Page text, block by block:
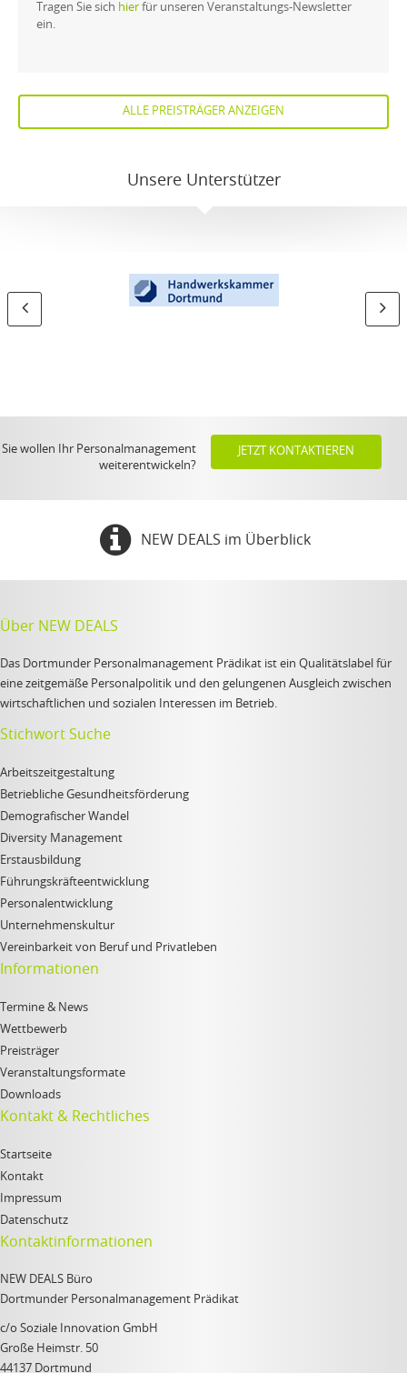
Tragen Sie sich hier für unseren Veranstaltungs-Newsletter
ein.
ALLE PREISTRÄGER ANZEIGEN
Unsere Unterstützer
Sie wollen Ihr Personalmanagement
weiterentwickeln?
JETZT KONTAKTIEREN
NEW DEALS im Überblick
Über NEW DEALS
Das Dortmunder Personalmanagement Prädikat ist ein Qualitätslabel für
eine zeitgemäße Personalpolitik und den gelungenen Ausgleich zwischen
wirtschaftlichen und sozialen Interessen im Betrieb.
Stichwort Suche
Arbeitszeitgestaltung
Betriebliche Gesundheitsförderung
Demografischer Wandel
Diversity Management
Erstausbildung
Führungskräfteentwicklung
Personalentwicklung
Unternehmenskultur
Vereinbarkeit von Beruf und Privatleben
Informationen
Termine & News
Wettbewerb
Preisträger
Veranstaltungsformate
Downloads
Kontakt & Rechtliches
Startseite
Kontakt
Impressum
Datenschutz
Kontaktinformationen
NEW DEALS Büro
Dortmunder Personalmanagement Prädikat
c/o Soziale Innovation GmbH
Große Heimstr. 50
44137 Dortmund